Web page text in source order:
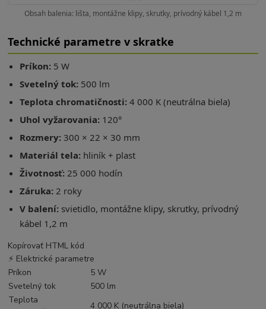
Obsah balenia: lišta, montážne klipy, skrutky, prívodný kábel 1,2 m
Technické parametre v skratke
Príkon: 5 W
Svetelný tok: 500 lm
Teplota chromatičnosti: 4 000 K (neutrálna biela)
Uhol vyžarovania: 120°
Rozmery: 300 × 22 × 30 mm
Materiál tela: hliník + plast
Životnosť: 25 000 hodín
Záruka: 2 roky
V balení: svietidlo, montážne klipy, skrutky, prívodný
kábel 1,2 m
Kopírovať HTML kód
⚡ Elektrické parametre
Príkon
5 W
Svetelný tok
500 lm
Teplota
4 000 K (neutrálna biela)